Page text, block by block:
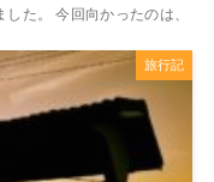
た。 今回向かったのは、
旅行記